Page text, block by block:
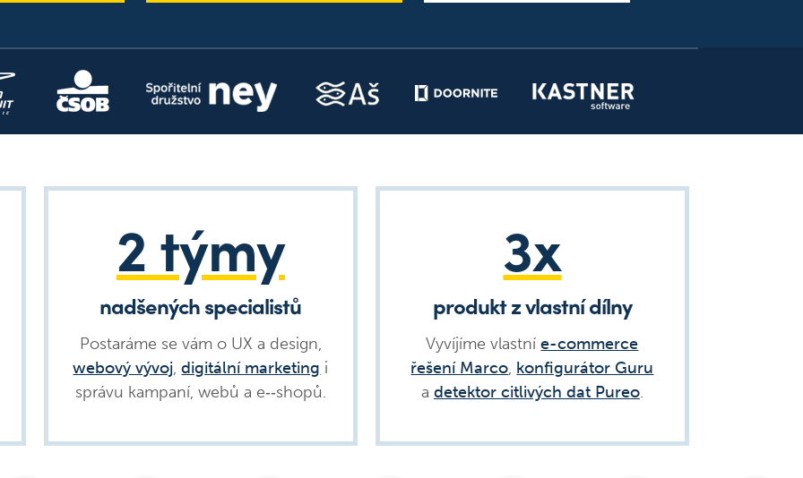
2 týmy
nadšených specialistů
Postaráme se vám o UX a design,
webový vývoj,digitální marketing i
správu kampaní, webů a e‑‑shopů.
3x
produkt z vlastní dílny
Vyvíjíme vlastníe-commerce
řešení Marco, konfigurátor Guru
a detektor citlivých dat Pureo.